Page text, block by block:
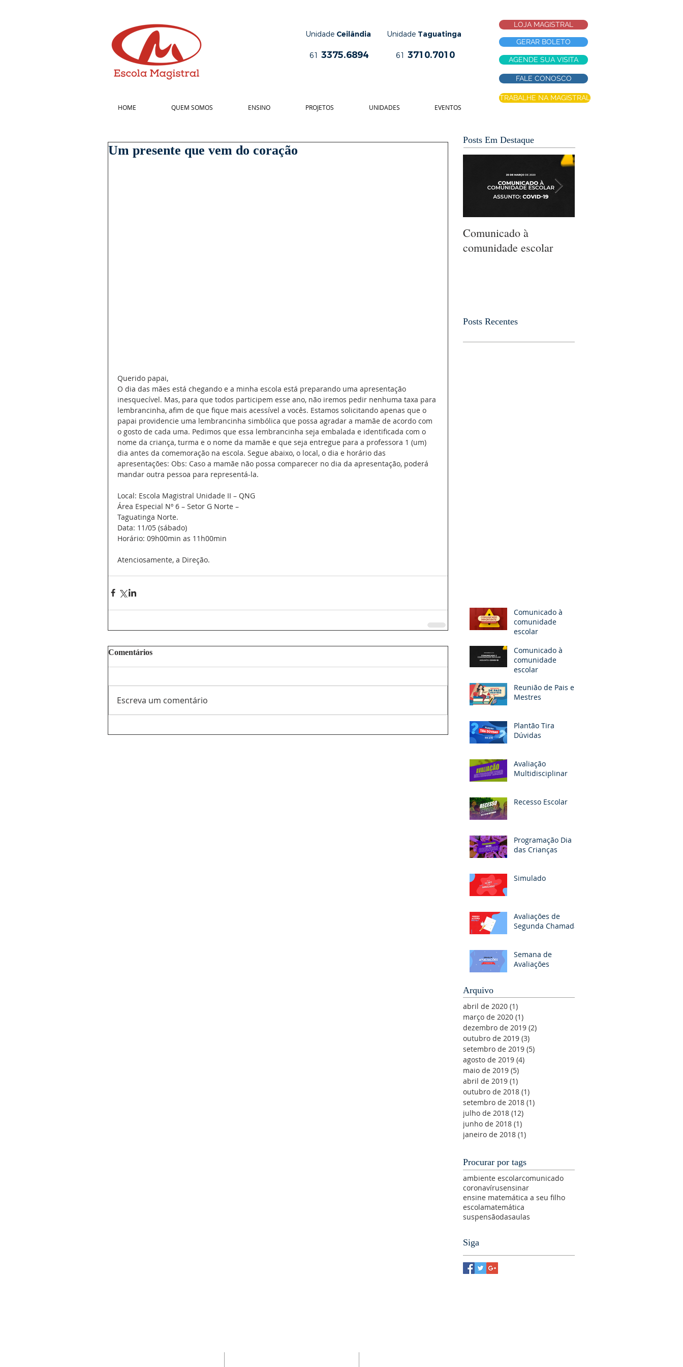
Unidade Ceilândia
61 3375.6894
Unidade Taguatinga
61 3710.7010
HOME QUEM SOMOS ENSINO PROJETOS UNIDADES EVENTOS
LOJA MAGISTRAL
GERAR BOLETO
AGENDE SUA VISITA
FALE CONOSCO
TRABALHE NA MAGISTRAL
Um presente que vem do coração
Querido papai,
O dia das mães está chegando e a minha escola está preparando uma apresentação
inesquecível. Mas, para que todos participem esse ano, não iremos pedir nenhuma taxa para
lembrancinha, afim de que fique mais acessível a vocês. Estamos solicitando apenas que o
papai providencie uma lembrancinha simbólica que possa agradar a mamãe de acordo com
o gosto de cada uma. Pedimos que essa lembrancinha seja embalada e identificada com o
nome da criança, turma e o nome da mamãe e que seja entregue para a professora 1 (um)
dia antes da comemoração na escola. Segue abaixo, o local, o dia e horário das
apresentações: Obs: Caso a mamãe não possa comparecer no dia da apresentação, poderá
mandar outra pessoa para representá-la.
Local: Escola Magistral Unidade II – QNG
Área Especial Nº 6 – Setor G Norte –
Taguatinga Norte.
Data: 11/05 (sábado)
Horário: 09h00min as 11h00min
Atenciosamente, a Direção.
Comentários
Escreva um comentário
Posts Em Destaque
Comunicado à
comunidade escolar
Posts Recentes
Comunicado à
comunidade
escolar
Comunicado à
comunidade
escolar
Reunião de Pais e
Mestres
Plantão Tira
Dúvidas
Avaliação
Multidisciplinar
Recesso Escolar
Programação Dia
das Crianças
Simulado
Avaliações de
Segunda Chamada
Semana de
Avaliações
Arquivo
abril de 2020 (1)
março de 2020 (1)
dezembro de 2019 (2)
outubro de 2019 (3)
setembro de 2019 (5)
agosto de 2019 (4)
maio de 2019 (5)
abril de 2019 (1)
outubro de 2018 (1)
setembro de 2018 (1)
julho de 2018 (12)
junho de 2018 (1)
janeiro de 2018 (1)
Procurar por tags
ambiente escolarcomunicado
coronavírusensinar
ensine matemática a seu filho
escolamatemática
suspensãodasaulas
Siga